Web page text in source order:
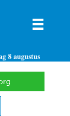
8 augustus